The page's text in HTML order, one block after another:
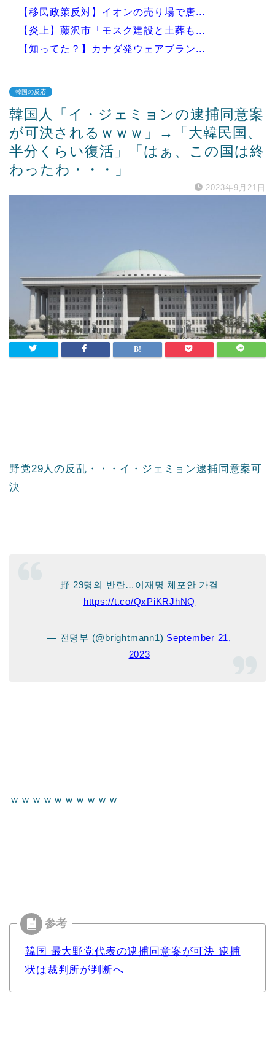
【移民政策反対】イオンの売り場で唐...
【炎上】藤沢市「モスク建設と土葬も...
【知ってた？】カナダ発ウェアブラン...
Powered by livedoor 相互RSS
韓国の反応
韓国人「イ・ジェミョンの逮捕同意案
が可決されるｗｗｗ」→「大韓民国、
半分くらい復活」「はぁ、この国は終
わったわ・・・」
2023年9月21日
野党29人の反乱・・・イ・ジェミョン逮捕同意案可
決
野 29명의 반란…이재명 체포안 가결
https://t.co/QxPiKRJhNQ
— 전명부 (@brightmann1) September 21,
2023
ｗｗｗｗｗｗｗｗｗｗ
韓国 最大野党代表の逮捕同意案が可決 逮捕
状は裁判所が判断へ